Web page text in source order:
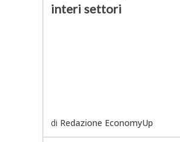
interi settori
di Redazione EconomyUp